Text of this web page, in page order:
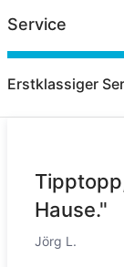
Service
Erstklassiger
Hause."
Jörg L.